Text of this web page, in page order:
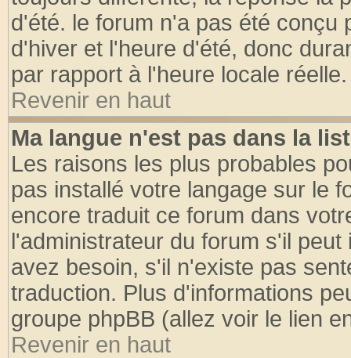
d'été. le forum n'a pas été conçu
d'hiver et l'heure d'été, donc
par rapport à l'heure locale réelle.
Revenir en haut
Ma langue n'est pas dans la
Les raisons les plus probables
pas installé votre langage sur le
encore traduit ce forum dans
l'administrateur du forum s'il
avez besoin, s'il n'existe pas
traduction. Plus d'informations
groupe phpBB (allez voir le lien
Revenir en haut